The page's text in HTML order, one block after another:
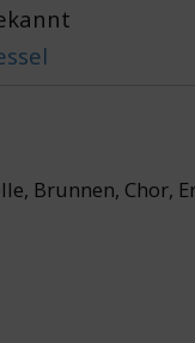
, Brunnen, Chor,